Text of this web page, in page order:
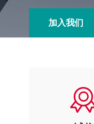
加入我们